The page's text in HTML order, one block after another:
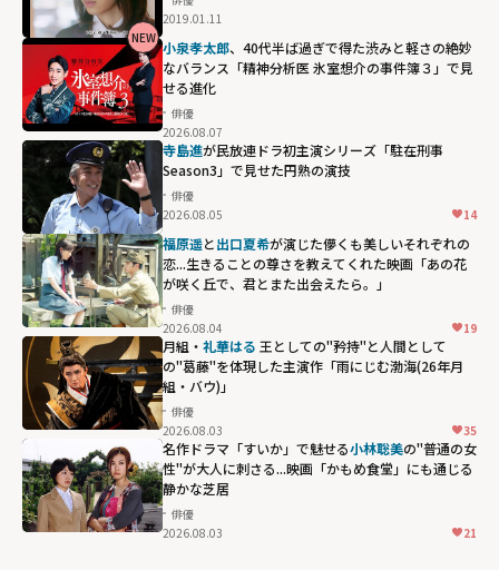
loading="lazy"
fetchpriority="h
igh">
を打つ "
width="304"
height="203"
loading="lazy"
fetchpriority="h
igh">
小越勇輝が3次元
化！"
width="304"
height="203"
loading="lazy"
fetchpriority="h
igh">
2019.01.11
小泉孝太郎、40代半ば過ぎで得た渋みと軽さの絶妙
なバランス「精神分析医 氷室想介の事件簿３」で見
せる進化
俳優
2026.08.07
NEW
寺島進が民放連ドラ初主演シリーズ「駐在刑事
Season3」で見せた円熟の演技
俳優
2026.08.05
14
福原遥と出口夏希が演じた儚くも美しいそれぞれの
恋...生きることの尊さを教えてくれた映画「あの花
が咲く丘で、君とまた出会えたら。」
俳優
2026.08.04
19
月組・ 礼華はる
の"葛藤"を体現した主演作「雨にじむ渤海(26年月
組・バウ)」
俳優
2026.08.03
35
名作ドラマ「すいか」で魅せる小林聡美の"普通の女
性"が大人に刺さる...映画「かもめ食堂」にも通じる
静かな芝居
俳優
2026.08.03
21